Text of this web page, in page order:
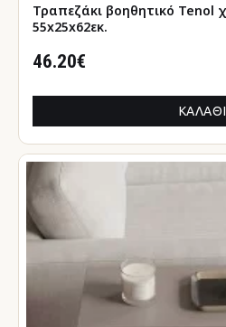
Τραπεζάκι βοηθητικό Tenol χρώμα ανοιχτό καρυδί
55x25x62εκ.
46.20€
ΚΑΛΆΘΙ